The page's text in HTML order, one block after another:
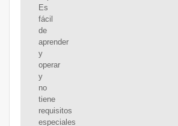
Es
fácil
de
aprender
y
operar
y
no
tiene
requisitos
especiales